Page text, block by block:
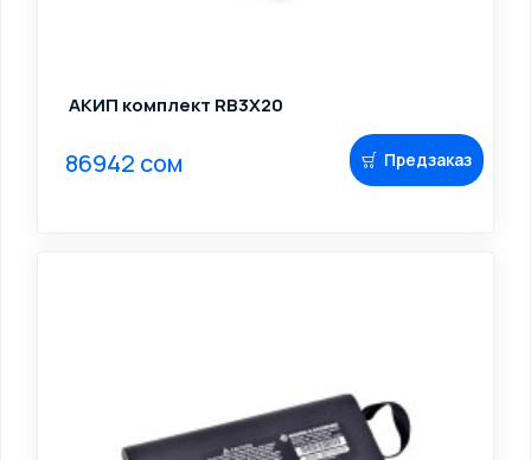
АКИП комплект RB3X20
86942 сом Предзаказ